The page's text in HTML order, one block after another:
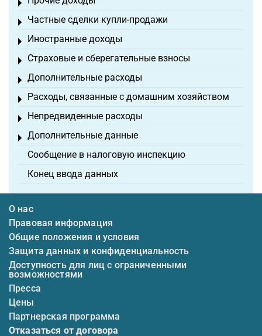
Toggle menu
Частные сделки купли-продажи
Toggle menu
Иностранные доходы
Toggle menu
Страховые и сберегательные взносы
Toggle menu
Дополнительные расходы
Toggle menu
Расходы, связанные с домашним хозяйством
Toggle menu
Непредвиденные расходы
Toggle menu
Дополнительные данные
Toggle menu
Сообщение в налоговую инспекцию
Конец ввода данных
О нас
Правовая информация
Общие положения и условия
Защита данных и конфиденциальность
Доступность для лиц с ограниченными
возможностями
Пресса
Цены
Партнерская программа
Отказаться от договора